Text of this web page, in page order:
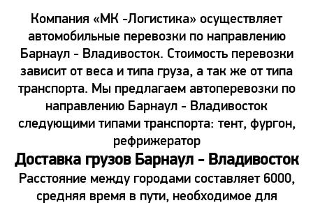
Компания «МК -Логистика» осуществляет
автомобильные перевозки по направлению
Барнаул - Владивосток. Стоимость перевозки
зависит от веса и типа груза, а так же от типа
транспорта. Мы предлагаем автоперевозки по
направлению Барнаул - Владивосток
следующими типами транспорта: тент, фургон,
рефрижератор
Доставка грузов Барнаул - Владивосток
Расстояние между городами составляет 6000,
средняя время в пути, необходимое для